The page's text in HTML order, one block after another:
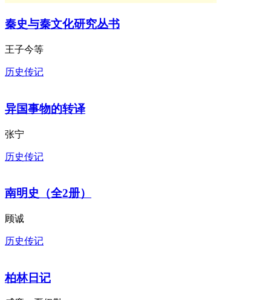
秦史与秦文化研究丛书